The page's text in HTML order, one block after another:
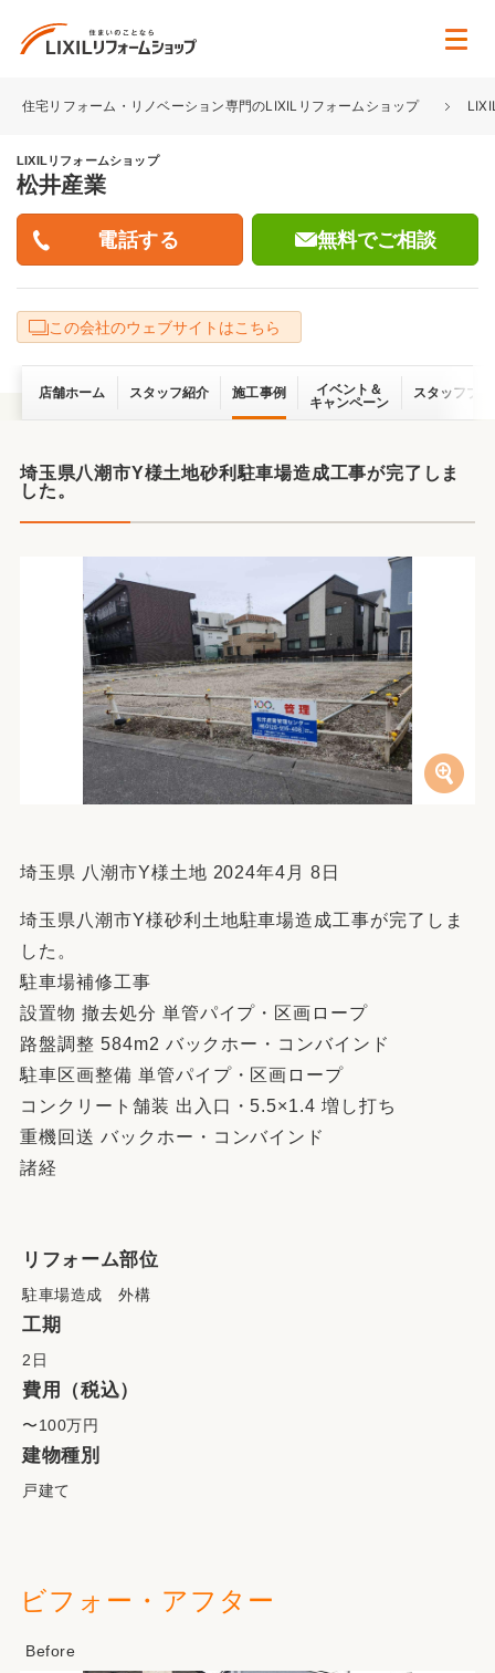
住宅リフォーム・リノベーション専門のLIXILリフォームショップ
LIXILリフォームショップ
松井産業
無料でご相談
この会社のウェブサイトはこちら
店舗ホーム スタッフ紹介 施工事例
イベント＆
キャンペーン
スタッフブ
埼玉県八潮市Y様土地砂利駐車場造成工事が完了しま
した。
埼玉県 八潮市Y様土地 2024年4月 8日
埼玉県八潮市Y様砂利土地駐車場造成工事が完了しま
した。
駐車場補修工事
設置物 撤去処分 単管パイプ・区画ロープ
路盤調整 584m2 バックホー・コンバインド
駐車区画整備 単管パイプ・区画ロープ
コンクリート舗装 出入口・5.5×1.4 増し打ち
重機回送 バックホー・コンバインド
諸経
リフォーム部位
駐車場造成 外構
工期
2日
費用（税込）
〜100万円
建物種別
戸建て
ビフォー・アフター